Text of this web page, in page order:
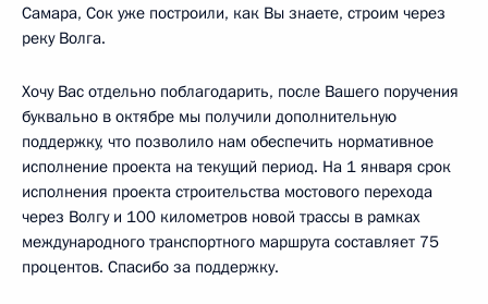
Самара, Сок уже построили, как Вы знаете, строим через
реку Волга.
Хочу Вас отдельно поблагодарить, после Вашего поручения
буквально в октябре мы получили дополнительную
поддержку, что позволило нам обеспечить нормативное
исполнение проекта на текущий период. На 1 января срок
исполнения проекта строительства мостового перехода
через Волгу и 100 километров новой трассы в рамках
международного транспортного маршрута составляет 75
процентов. Спасибо за поддержку.